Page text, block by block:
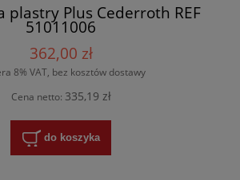
plastry Plus Cederroth REF
51011006
362,00 zł
8% VAT, bez kosztów dostawy
Cena netto: 335,19 zł
do koszyka